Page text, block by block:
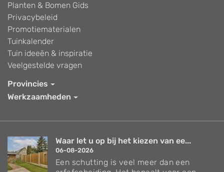
Planten & Bomen Gids
Privacybeleid
Promotiematerialen
Tuinkalender
Tuin ideeën & inspiratie
Veelgestelde vragen
Provincies
Werkzaamheden
Waar let u op bij het kiezen van ee...
06-08-2026
Een schutting is veel meer dan een